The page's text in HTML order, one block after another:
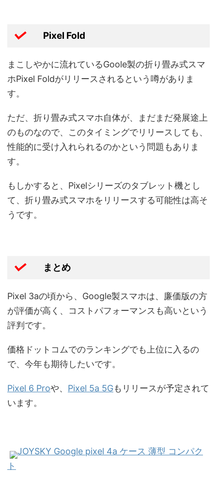
Pixel Fold
まこしやかに流れているGoole製の折り畳み式スマ
ホPixel Foldがリリースされるという噂がありま
す。
ただ、折り畳み式スマホ自体が、まだまだ発展途上
のものなので、このタイミングでリリースしても、
性能的に受け入れられるのかという問題もありま
す。
もしかすると、Pixelシリーズのタブレット機とし
て、折り畳み式スマホをリリースする可能性は高そ
うです。
まとめ
Pixel 3aの頃から、Google製スマホは、廉価版の方
が評価が高く、コストパフォーマンスも高いという
評判です。
価格ドットコムでのランキングでも上位に入るの
で、今年も期待したいです。
Pixel 6 Proや、 Pixel 5a 5Gもリリースが予定されて
います。
JOYSKY Google pixel 4a ケース 薄型 コンパク
ト